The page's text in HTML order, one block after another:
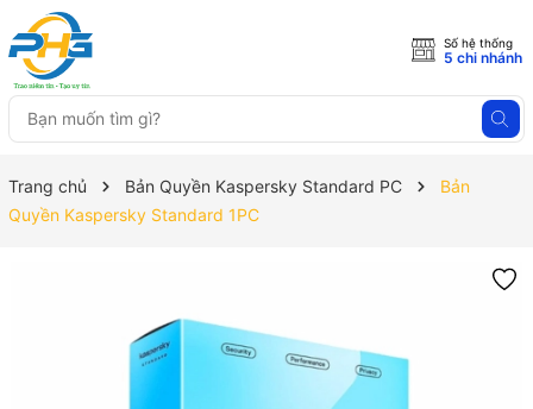
Số hệ thống
5 chi nhánh
Trang chủ Bản Quyền Kaspersky Standard PC
Bản
Quyền Kaspersky Standard 1PC